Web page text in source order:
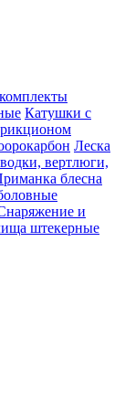
Катушки с
Леска
вертлюги,
блесна
и
штекерные